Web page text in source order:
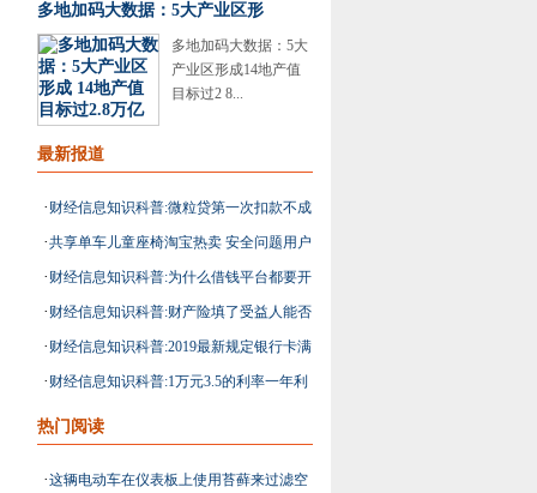
多地加码大数据：5大产业区形
多地加码大数据：5大
产业区形成14地产值
目标过2 8...
最新报道
· 财经信息知识科普:微粒贷第一次扣款不成
功第二次什么时候扣
·共享单车儿童座椅淘宝热卖 安全问题用户
自己担责
· 财经信息知识科普:为什么借钱平台都要开
通会员
· 财经信息知识科普:财产险填了受益人能否
作为公共财产分割
· 财经信息知识科普:2019最新规定银行卡满
多少岁可以办理
· 财经信息知识科普:1万元3.5的利率一年利
息多少
热门阅读
·这辆电动车在仪表板上使用苔藓来过滤空